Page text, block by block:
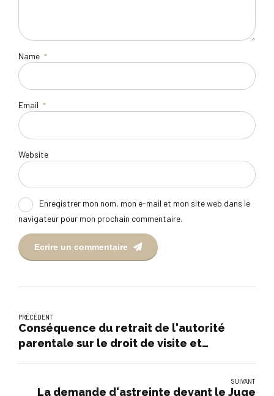
Name *
Email *
Website
Enregistrer mon nom, mon e-mail et mon site web dans le
navigateur pour mon prochain commentaire.
Ecrire un commentaire
PRÉCÉDENT
Conséquence du retrait de l'autorité
parentale sur le droit de visite et
SUIVANT
La demande d'astreinte devant le Juge